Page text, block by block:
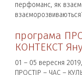
перфоманс, як
програма
КОНТЕКСТ
01 – 05 вересня
ПРОСТІР – ЧАС –